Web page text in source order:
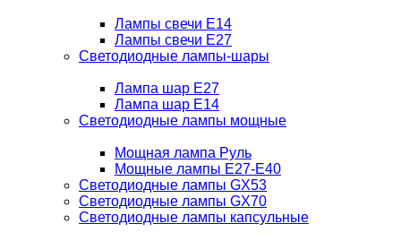
Лампы свечи Е14
Лампы свечи Е27
Светодиодные лампы-шары
Лампа шар E27
Лампа шар Е14
Светодиодные лампы мощные
Мощная лампа Руль
Мощные лампы E27-E40
Светодиодные лампы GX53
Светодиодные лампы GX70
Светодиодные лампы капсульные